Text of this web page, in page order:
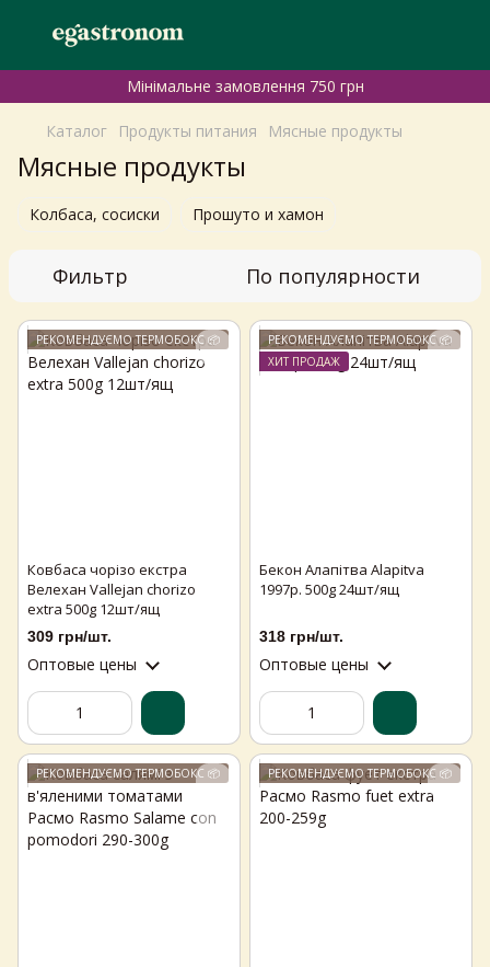
Мінімальне замовлення 750 грн
Каталог Продукты питания Мясные продукты
Мясные продукты
Колбаса, сосиски Прошуто и хамон
Фильтр По популярности
РЕКОМЕНДУЄМО ТЕРМОБОКС 📦
Ковбаса чорізо екстра
Велехан Vallejan chorizo
extra 500g 12шт/ящ
309 грн/шт.
Оптовые цены
РЕКОМЕНДУЄМО ТЕРМОБОКС 📦
ХИТ ПРОДАЖ
Бекон Алапітва Alapitva
1997р. 500g 24шт/ящ
318 грн/шт.
Оптовые цены
РЕКОМЕНДУЄМО ТЕРМОБОКС 📦 РЕКОМЕНДУЄМО ТЕРМОБОКС 📦